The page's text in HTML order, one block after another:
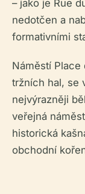
– jako je Rue
nedotčen a
formativními
Náměstí
tržních hal, se
nejvýrazněji
veřejná
historická
obchodní